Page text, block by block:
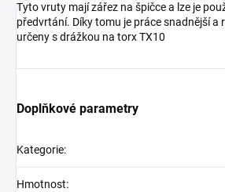
Tyto vruty mají zářez na špičce a lze je
předvrtání. Díky tomu je práce snadnější a
určeny s drážkou na torx TX10
Doplňkové parametry
Kategorie:
Hmotnost: